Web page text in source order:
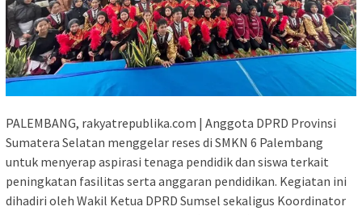
PALEMBANG, rakyatrepublika.com | Anggota DPRD Provinsi
Sumatera Selatan menggelar reses di SMKN 6 Palembang
untuk menyerap aspirasi tenaga pendidik dan siswa terkait
peningkatan fasilitas serta anggaran pendidikan. Kegiatan ini
dihadiri oleh Wakil Ketua DPRD Sumsel sekaligus Koordinator